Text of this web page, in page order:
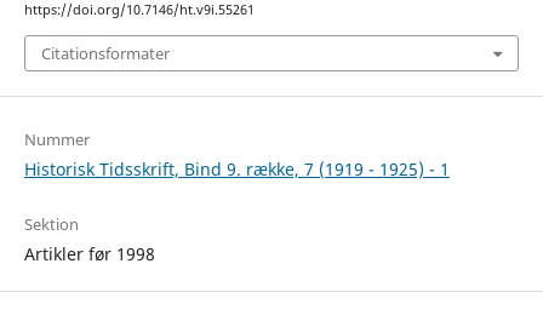
https://doi.org/10.7146/ht.v9i.55261
Citationsformater
Nummer
Historisk Tidsskrift, Bind 9. række, 7 (1919 - 1925) - 1
Sektion
Artikler før 1998